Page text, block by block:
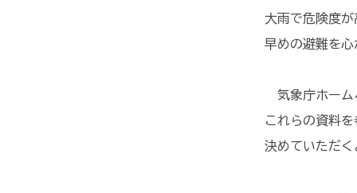
大雨で危険度
早めの避難を
気象庁ホーム
これらの資料
決めていただ